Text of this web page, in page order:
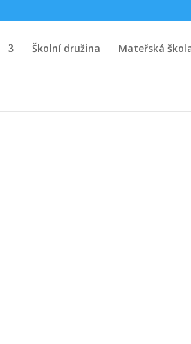
Školní družina Mateřská